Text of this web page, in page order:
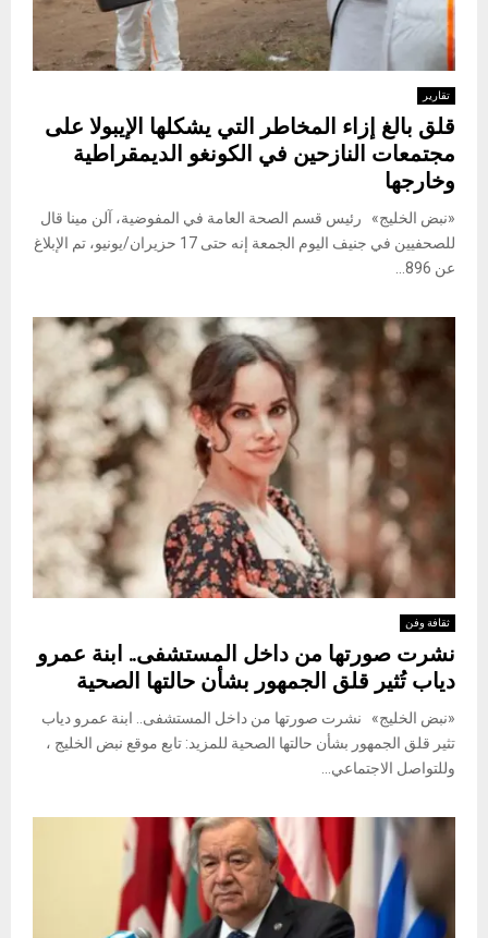
تقارير
قلق بالغ إزاء المخاطر التي يشكلها الإيبولا على
مجتمعات النازحين في الكونغو الديمقراطية
وخارجها
«نبض الخليج» رئيس قسم الصحة العامة في المفوضية، آلن مينا قال
للصحفيين في جنيف اليوم الجمعة إنه حتى 17 حزيران/يونيو، تم الإبلاغ
عن 896...
ثقافة وفن
نشرت صورتها من داخل المستشفى.. ابنة عمرو
دياب تُثير قلق الجمهور بشأن حالتها الصحية
«نبض الخليج» نشرت صورتها من داخل المستشفى.. ابنة عمرو دياب
تثير قلق الجمهور بشأن حالتها الصحية للمزيد: تابع موقع نبض الخليج ،
وللتواصل الاجتماعي...